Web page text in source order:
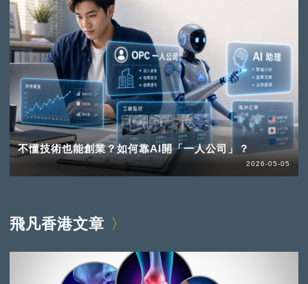
不懂技術也能創業？如何靠AI開「一人公司」？
2026-05-05
飛凡香港文章